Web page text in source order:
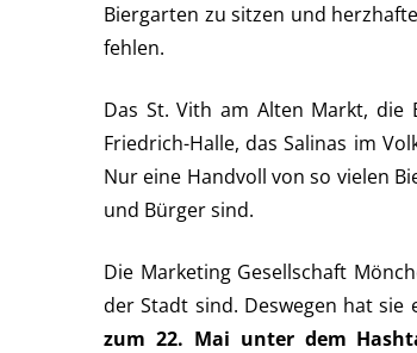
Biergarten zu sitzen und
fehlen.
Das St. Vith am Alten Markt, die
Friedrich-Halle, das Salinas im
Nur eine Handvoll von so vielen
und Bürger sind.
Die Marketing Gesellschaft
der Stadt sind. Deswegen hat
zum 22. Mai unter dem